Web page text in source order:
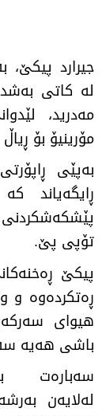
جیرارد پیکێ،
لە کاتی
مەدرید،
مۆرینیۆ بۆ
بەپێی
ڕایگەیاند
تۆپی پێ.
پیکێ
ڕەتکردەوە و
هیوای
باشی هەیە
سەبارەت
لەلایەن